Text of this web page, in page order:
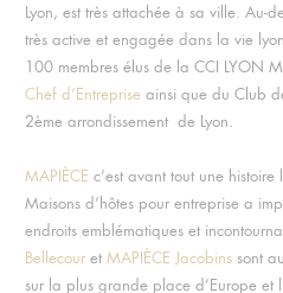
Lyon, est très attachée à sa ville. Au-
très active et engagée dans la vie
100 membres élus de la CCI LYON
Chef d’Entreprise ainsi que du Club
2ème arrondissement de Lyon.
MAPIÈCE c’est avant tout une
Maisons d’hôtes pour entreprise a
endroits emblématiques et
Bellecouret MAPIÈCE Jacobinssont
sur la plus grande place d’Europe et